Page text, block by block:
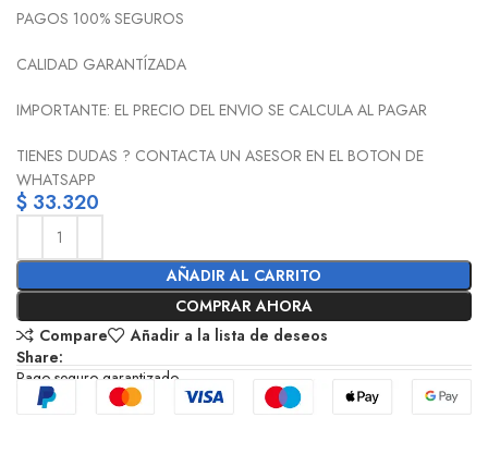
PAGOS 100% SEGUROS
CALIDAD GARANTÍZADA
IMPORTANTE: EL PRECIO DEL ENVIO SE CALCULA AL PAGAR
TIENES DUDAS ? CONTACTA UN ASESOR EN EL BOTON DE
WHATSAPP
$ 33.320
AÑADIR AL CARRITO
COMPRAR AHORA
Compare
Añadir a la lista de deseos
Share:
Pago seguro garantizado